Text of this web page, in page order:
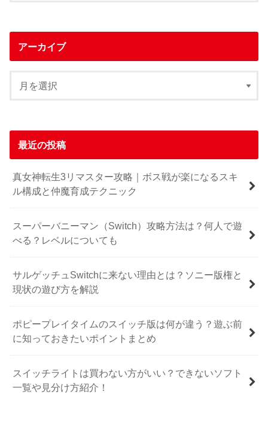
アーカイブ
最近の投稿
真女神転生3リマスター攻略｜ボス戦が楽になるスキ
ル構成と仲魔育成テクニック
スーパーバニーマン（Switch）攻略方法は？何人で遊
べる？レベルについても
サルゲッチュSwitchに来ない理由とは？ソニー版権と
現状の遊び方を解説
ポピープレイタイムのスイッチ版は何が違う？遊ぶ前
に知っておきたいポイントまとめ
スイッチライトは買わない方がいい？できないソフト
一覧や見分け方紹介！